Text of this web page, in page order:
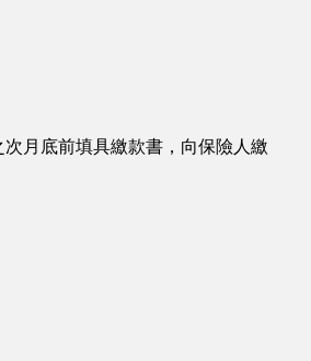
月底前填具繳款書，向保險人繳